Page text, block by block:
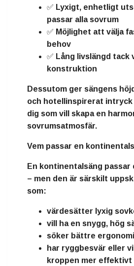
✅ Lyxigt, enhetligt
passar alla sovrum
✅ Möjlighet att välja
behov
✅ Lång livslängd tack
konstruktion
Dessutom ger sängens
och hotellinspirerat intryck
dig som vill skapa en
sovrumsatmosfär.
Vem passar en
En kontinentalsäng passar
– men den är särskilt
som:
värdesätter lyxig
vill ha en snygg, hög
söker bättre
har ryggbesvär eller
kroppen mer effektivt